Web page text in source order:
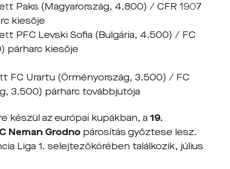
Paks (Magyarország, 4.800) / CFR 1907
kiesője
PFC Levski Sofia (Bulgária, 4.500) / FC
párharc kiesője
FC Urartu (Örményország, 3.500) / FC
3.500) párharc továbbjutója
készül az európai kupákban, a19.
Neman Grodno párosítás győztese lesz.
Liga 1. selejtezőkörében találkozik, július